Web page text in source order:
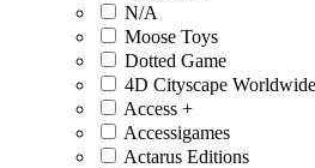
N/A
Moose Toys
Dotted Game
4D Cityscape
Access +
Accessigames
Actarus Editions